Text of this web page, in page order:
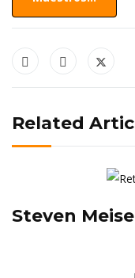
Related
Steven